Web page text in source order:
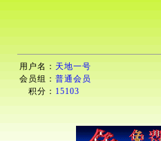
用户名： 天地一号
会员组： 普通会员
积分： 15103